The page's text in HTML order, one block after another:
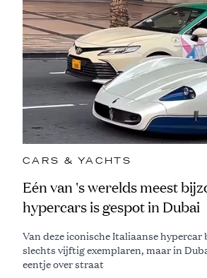
CARS & YACHTS
Eén van 's werelds meest
hypercars is gespot in Dubai
Van deze iconische Italiaanse hypercar
slechts vijftig exemplaren, maar in
eentje over straat